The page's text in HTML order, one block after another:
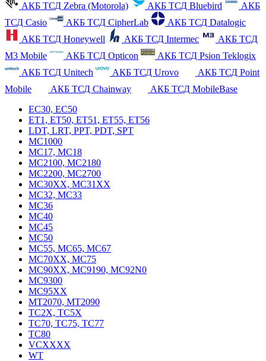
АКБ ТСД Zebra (Motorola)
АКБ ТСД Bluebird
АКБ
ТСД Casio
АКБ ТСД CipherLab
АКБ ТСД Datalogic
АКБ ТСД Honeywell
АКБ ТСД Intermec
АКБ ТСД
M3 Mobile
АКБ ТСД Opticon
АКБ ТСД Psion Teklogix
АКБ ТСД Unitech
АКБ ТСД Urovo
АКБ ТСД Point
Mobile
АКБ ТСД Chainway
АКБ ТСД MobileBase
EC30, EC50
ET1, ET50, ET51, ET55, ET56
LDT, LRT, PPT, PDT, SPT
MC1000
MC17, MC18
MC2100, MC2180
MC2200, MC2700
MC30XX, MC31XX
MC32, MC33
MC36
MC40
MC45
MC50
MC55, MC65, MC67
MC70XX, MC75
MC90XX, MC9190, MC92N0
MC9300
MC95XX
MT2070, MT2090
TC2X, TC5X
TC70, TC75, TC77
TC80
VCXXXX
WT